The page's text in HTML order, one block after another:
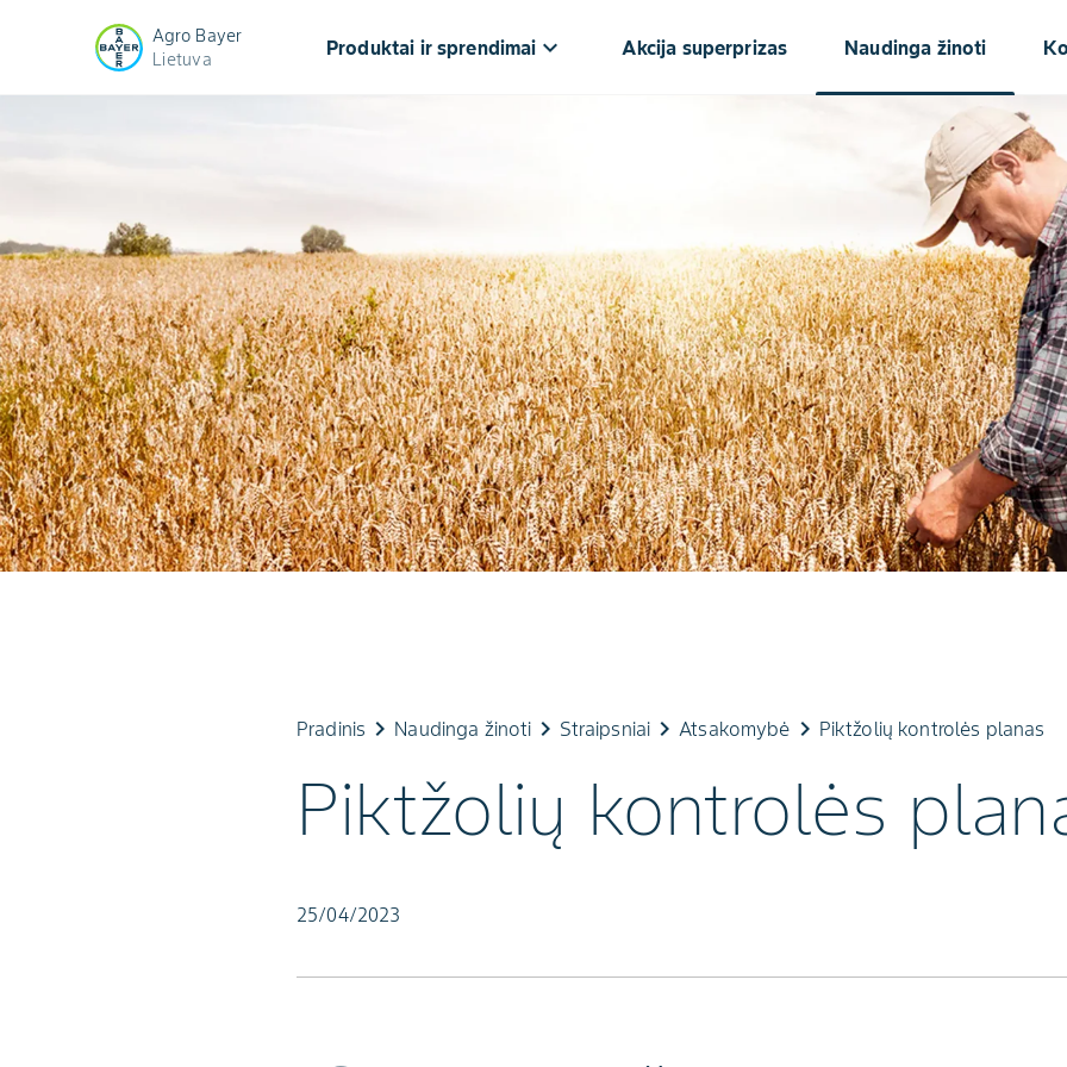
Agro Bayer
Lietuva
Produktai ir sprendimai keyboard_arrow_down Akcija superprizas Naudinga žinoti
Pradinis keyboard_arrow_right Naudinga žinoti keyboard_arrow_right Straipsniai keyboard_arrow_rightAtsakomybė keyboard_arrow_right Piktžolių kontrolės planas
Piktžolių kontrolės
25/04/2023